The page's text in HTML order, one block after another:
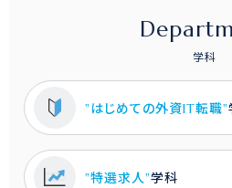
学科
"はじめての外資IT転職"
"特選求人"学科